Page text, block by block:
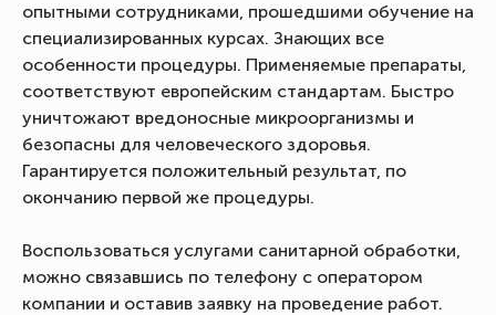
опытными сотрудниками, прошедшими обучение на
специализированных курсах. Знающих все
особенности процедуры. Применяемые препараты,
соответствуют европейским стандартам. Быстро
уничтожают вредоносные микроорганизмы и
безопасны для человеческого здоровья.
Гарантируется положительный результат, по
окончанию первой же процедуры.
Воспользоваться услугами санитарной обработки,
можно связавшись по телефону с оператором
компании и оставив заявку на проведение работ.